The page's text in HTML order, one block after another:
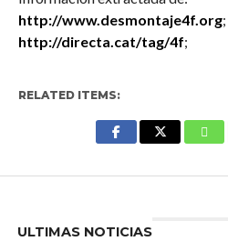
http://www.desmontaje4f.org;
http://directa.cat/tag/4f;
RELATED ITEMS:
ULTIMAS NOTICIAS